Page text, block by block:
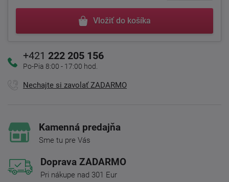
Vložiť do košíka
+421 222 205 156
Po-Pia 8:00 - 17:00 hod.
Nechajte si zavolať ZADARMO
Kamenná predajňa
Sme tu pre Vás
Doprava ZADARMO
Pri nákupe nad 301 Eur